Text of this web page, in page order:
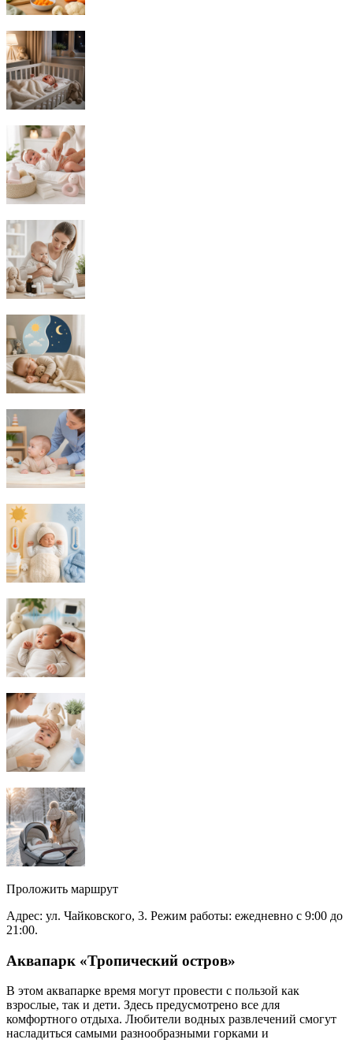
Проложить маршрут
Адрес: ул. Чайковского, 3. Режим работы: ежедневно с 9:00 до
21:00.
Аквапарк «Тропический остров»
В этом аквапарке время могут провести с пользой как
взрослые, так и дети. Здесь предусмотрено все для
комфортного отдыха. Любители водных развлечений смогут
насладиться самыми разнообразными горками и